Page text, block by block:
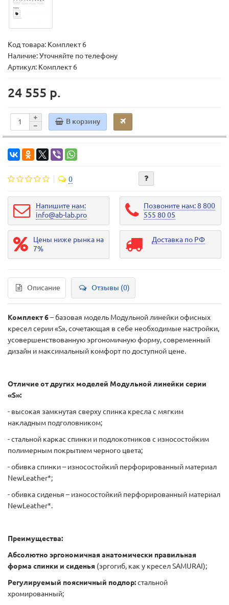
Код товара: Комплект 6
Наличие: Уточняйте по телефону
Артикул: Комплект 6
24 555 р.
В корзину
0
Напишите нам:
info@ab-lab.pro
Позвоните нам: 8 800
555 80 05
Цены ниже рынка на
7%
Доставка по РФ
Описание Отзывы (0)
Комплект 6– базовая модель Модульной линейки офисных
кресел серии «S», сочетающая в себе необходимые настройки,
усовершенствованную эргономичную форму, современный
дизайн и максимальный комфорт по доступной цене.
Отличие от других моделей Модульной линейки серии
«S»:
- высокая замкнутая сверху спинка кресла с мягким
накладным подголовником;
- стальной каркас спинки и подлокотников с износостойким
полимерным покрытием черного цвета;
- обивка спинки – износостойкий перфорированный материал
NewLeather*;
- обивка сиденья – износостойкий перфорированный материал
NewLeather*.
Преимущества:
Абсолютно эргономичнаяанатомически правильная
форма спинки и сиденья (эргогиб, как у кресел SAMURAI);
Регулируемый поясничный подпор:стальной
хромированный;